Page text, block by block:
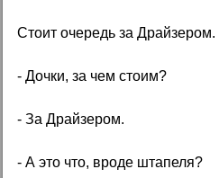
Стоит очередь за
- Дочки, за чем стоим?
- За Драйзером.
- А это что, вроде штапеля?